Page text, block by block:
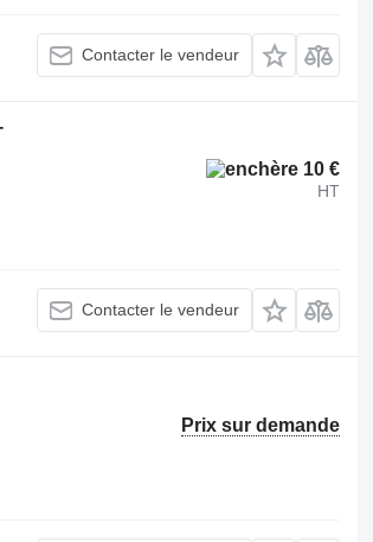
Contacter le vendeur
10 €
HT
Contacter le vendeur
Prix sur demande